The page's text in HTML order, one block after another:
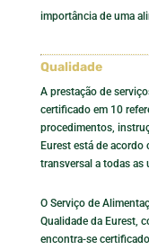
importância de uma
Qualidade
A prestação de
certificado em 10
procedimentos,
Eurest está de
transversal a todas as
O Serviço de
Qualidade da Eurest,
encontra-se